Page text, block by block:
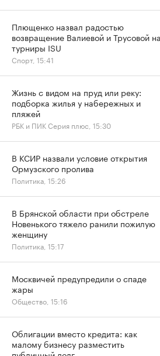
Плющенко назвал радостью
возвращение Валиевой и Трусовой на
турниры ISU
Спорт, 15:41
Жизнь с видом на пруд или реку:
подборка жилья у набережных и
пляжей
РБК и ПИК Серия плюс, 15:30
В КСИР назвали условие открытия
Ормузского пролива
Политика, 15:26
В Брянской области при обстреле
Новенького тяжело ранили пожилую
женщину
Политика, 15:17
Москвичей предупредили о спаде
жары
Общество, 15:16
Облигации вместо кредита: как
малому бизнесу разместить